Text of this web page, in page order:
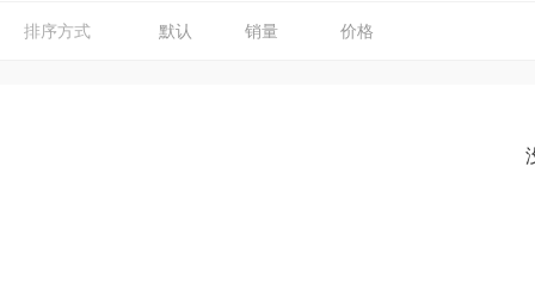
排序方式 默认 销量 价格